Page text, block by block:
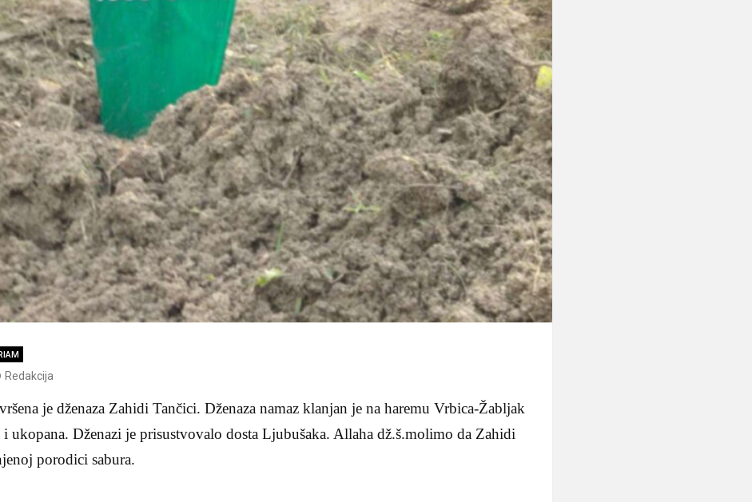
Redakcija
je dženaza Zahidi Tančici. Dženaza namaz klanjan je na haremu Vrbica-Žabljak
i ukopana. Dženazi je prisustvovalo dosta Ljubušaka. Allaha dž.š.molimo da Zahidi
porodici sabura.